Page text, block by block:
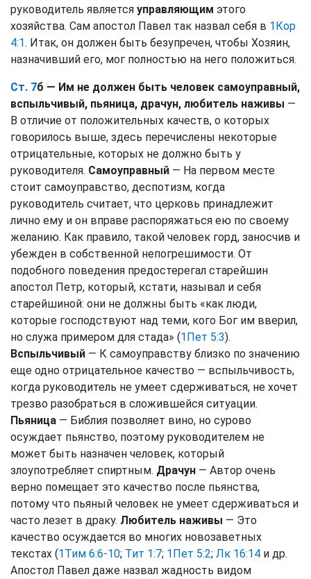
руководитель является управляющим этого
хозяйства. Сам апостол Павел так назвал себя в 1Кор
4:1. Итак, он должен быть безупречен, чтобы Хозяин,
назначивший его, мог полностью на него положиться.
Ст. 7б — Им не должен быть человек самоуправный,
вспыльчивый, пьяница, драчун, любитель наживы —
В отличие от положительных качеств, о которых
говорилось выше, здесь перечислены некоторые
отрицательные, которых не должно быть у
руководителя. Самоуправный — На первом месте
стоит самоуправство, деспотизм, когда
руководитель считает, что церковь принадлежит
лично ему и он вправе распоряжаться ею по своему
желанию. Как правило, такой человек горд, заносчив и
убежден в собственной непогрешимости. От
подобного поведения предостерегал старейшин
апостол Петр, который, кстати, называл и себя
старейшиной: они не должны быть «как люди,
которые господствуют над теми, кого Бог им вверил,
но служа примером для стада» (1Пет 5:3).
Вспыльчивый — К самоуправству близко по значению
еще одно отрицательное качество — вспыльчивость,
когда руководитель не умеет сдерживаться, не хочет
трезво разобраться в сложившейся ситуации.
Пьяница — Библия позволяет вино, но сурово
осуждает пьянство, поэтому руководителем не
может быть назначен человек, который
злоупотребляет спиртным. Драчун — Автор очень
верно помещает это качество после пьянства,
потому что пьяный человек не умеет сдерживаться и
часто лезет в драку. Любитель наживы — Это
качество осуждается во многих новозаветных
текстах (1Тим 6:6-10; Тит 1:7; 1Пет 5:2; Лк 16:14 и др.
Апостол Павел даже назвал жадность видом